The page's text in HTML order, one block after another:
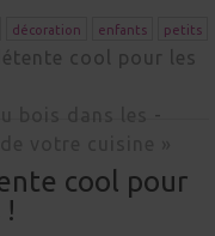
cool pour les
-
cool pour
décoration enfants petits